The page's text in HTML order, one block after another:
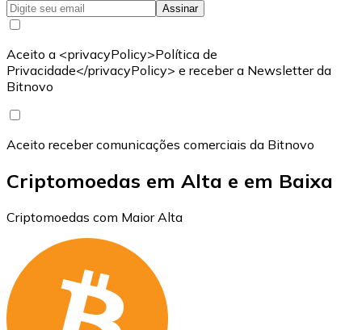
Assinar
Aceito a <privacyPolicy>Política de
Privacidade</privacyPolicy> e receber a Newsletter da
Bitnovo
Aceito receber comunicações comerciais da Bitnovo
Criptomoedas em Alta e em Baixa
Criptomoedas com Maior Alta